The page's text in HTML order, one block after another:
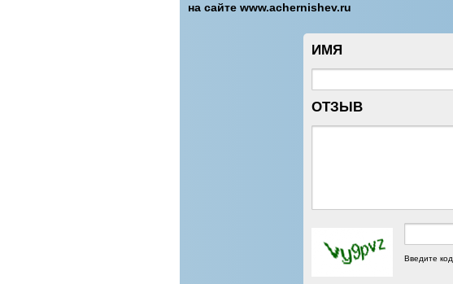
на сайте www.achernishev.ru
ИМЯ
ОТЗЫВ
Введите